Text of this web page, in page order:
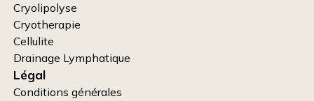
Cryolipolyse
Cryotherapie
Cellulite
Drainage Lymphatique
Légal
Conditions générales